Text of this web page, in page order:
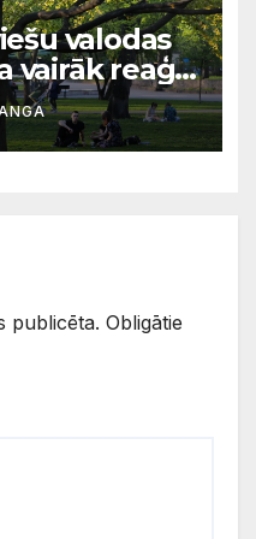
valodas
vairāk reaģē
publicēta. Obligātie